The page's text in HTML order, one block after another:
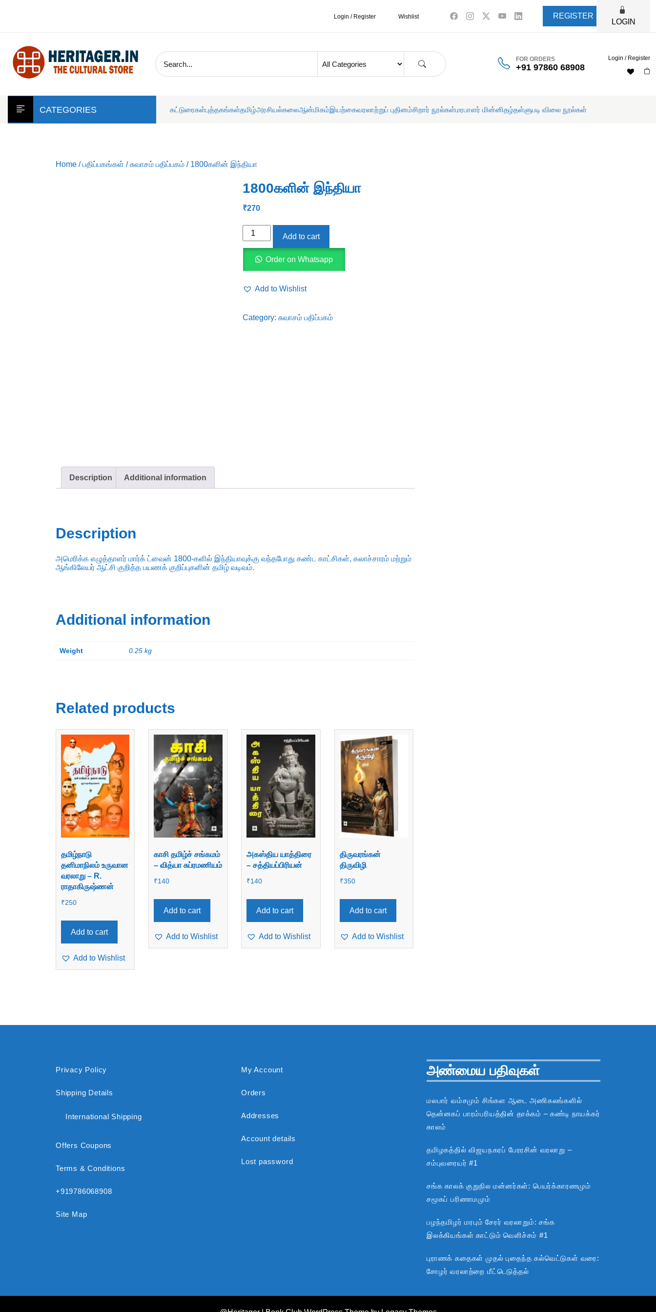
Login / Register Wishlist REGISTER
LOGIN
FOR ORDERS
+91 97860 68908
Login / Register
CATEGORIES கட்டுரைகள்புத்தகங்கள்தமிழ்அரசியல்கலைஆன்மிகம்இயற்கைவரலாற்றுப் புதினம்சிறார் நூல்கள்மரபாளர் மின்னிதழ்தள்ளுபடி விலை நூல்கள்
Home /பதிப்பகங்கள் /சுவாசம் பதிப்பகம் / 1800களின் இந்தியா
1800களின் இந்தியா
₹270
1800களின்
quantity
Add to cart
Order on Whatsapp
Add to Wishlist
Category: சுவாசம் பதிப்பகம்
Description Additional information
Description
அமெரிக்க எழுத்தாளர் மார்க் ட்வைன் 1800-களில் இந்தியாவுக்கு வந்தபோது கண்ட காட்சிகள், கலாச்சாரம் மற்றும்
ஆங்கிலேயர் ஆட்சி குறித்த பயணக் குறிப்புகளின் தமிழ் வடிவம்.
Additional information
Weight 0.25 kg
Related products
தமிழ்நாடு
தனிமாநிலம் உருவான
வரலாறு – R.
ராதாகிருஷ்ணன்
₹250
Add to cart
Add to Wishlist
காசி தமிழ்ச் சங்கமம்
– வித்யா சுப்ரமணியம்
₹140
Add to cart
Add to Wishlist
அகஸ்திய யாத்திரை
– சத்தியப்பிரியன்
₹140
Add to cart
Add to Wishlist
திருவரங்கன்
திருவிழி
₹350
Add to cart
Add to Wishlist
Privacy Policy
Shipping Details
International Shipping
Offers Coupons
Terms & Conditions
+919786068908
Site Map
My Account
Orders
Addresses
Account details
Lost password
அண்மைய பதிவுகள்
மலபார் வம்சமும் சிங்கள ஆடை அணிகலங்களில்
தென்னகப் பாரம்பரியத்தின் தாக்கம் – கண்டி நாயக்கர்
காலம்
தமிழகத்தில் விஜயநகரப் பேரரசின் வரலாறு –
சம்புவரையர் #1
சங்க காலக் குறுநில மன்னர்கள்: பெயர்க்காரணமும்
சமூகப் பரிணாமமும்
பழந்தமிழர் மரபும் சேரர் வரலாறும்: சங்க
இலக்கியங்கள் காட்டும் வெளிச்சம் #1
புராணக் கதைகள் முதல் புதைந்த கல்வெட்டுகள் வரை:
சோழர் வரலாற்றை மீட்டெடுத்தல்